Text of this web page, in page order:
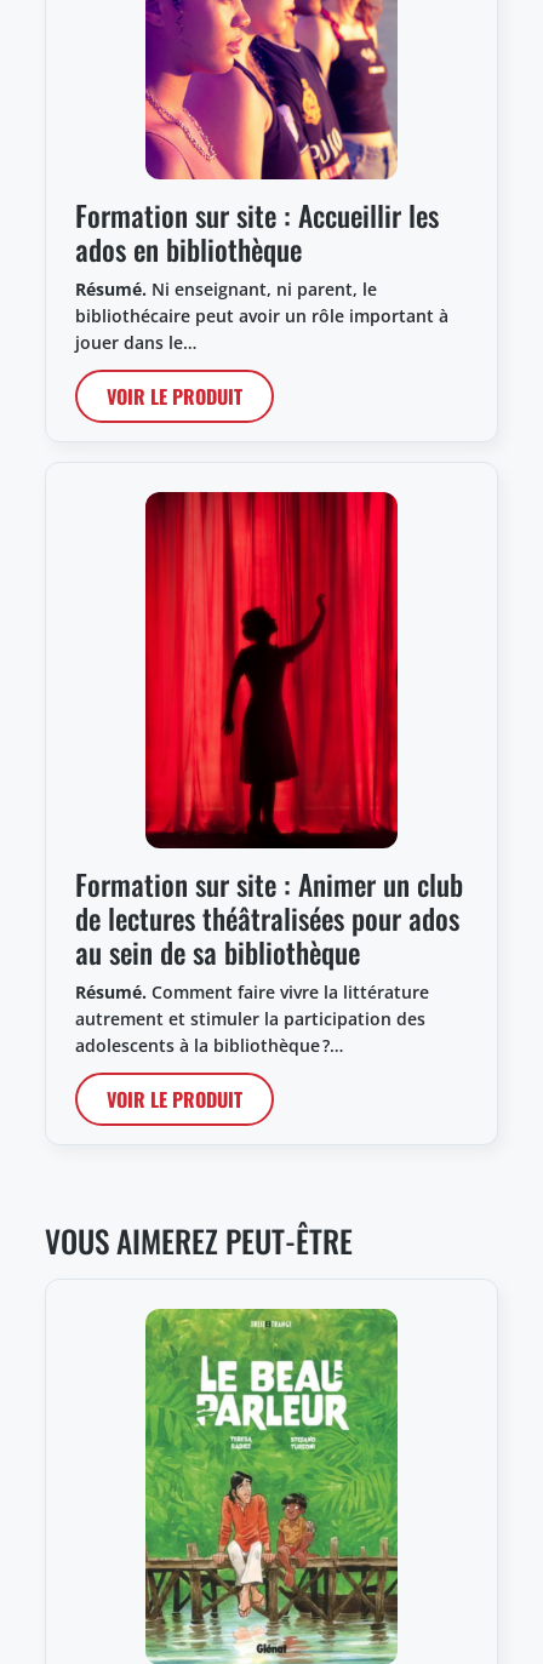
Formation sur site : Accueillir les
ados en bibliothèque
Résumé. Ni enseignant, ni parent, le
bibliothécaire peut avoir un rôle important à
jouer dans le…
VOIR LE PRODUIT
Formation sur site : Animer un club
de lectures théâtralisées pour ados
au sein de sa bibliothèque
Résumé. Comment faire vivre la littérature
autrement et stimuler la participation des
adolescents à la bibliothèque ?…
VOIR LE PRODUIT
VOUS AIMEREZ PEUT-ÊTRE